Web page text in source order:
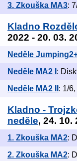
3. Zkouška MA3:
Kladno
2022 - 20. 03.
Neděle
Neděle MA2 I :
Neděle MA2 II : 1/
Kladno -
neděle, 24. 10.
1. Zkouška MA2:
2. Zkouška MA2: